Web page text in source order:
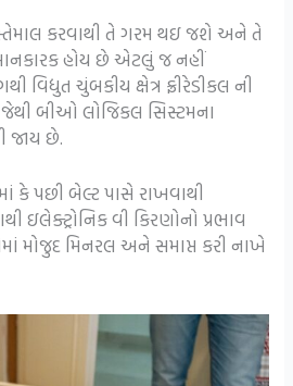
કરવાથી તે ગરમ થઇ જશે અને તે
હોય છે એટલું જ નહીં
વિદ્યુત ચુંબકીય ક્ષેત્ર ફ્રીરેડીકલ ની
જેથી બીઓ લોજિકલ સિસ્ટમના
જાય છે.
કે પછી બેલ્ટ પાસે રાખવાથી
ઇલેક્ટ્રોનિક વી કિરણોનો પ્રભાવ
મોજુદ મિનરલ અને સમાપ્ત કરી નાખે